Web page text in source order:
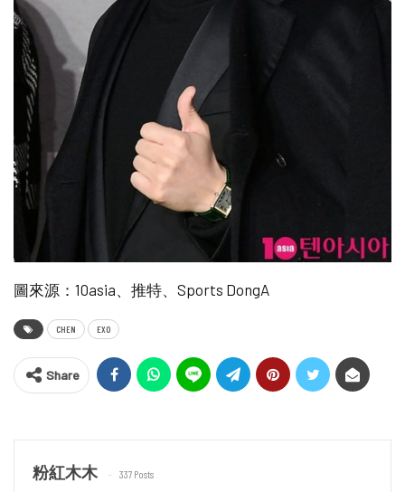
圖來源：10asia、推特、Sports DongA
CHEN EXO
Share
粉紅木木 337 Posts